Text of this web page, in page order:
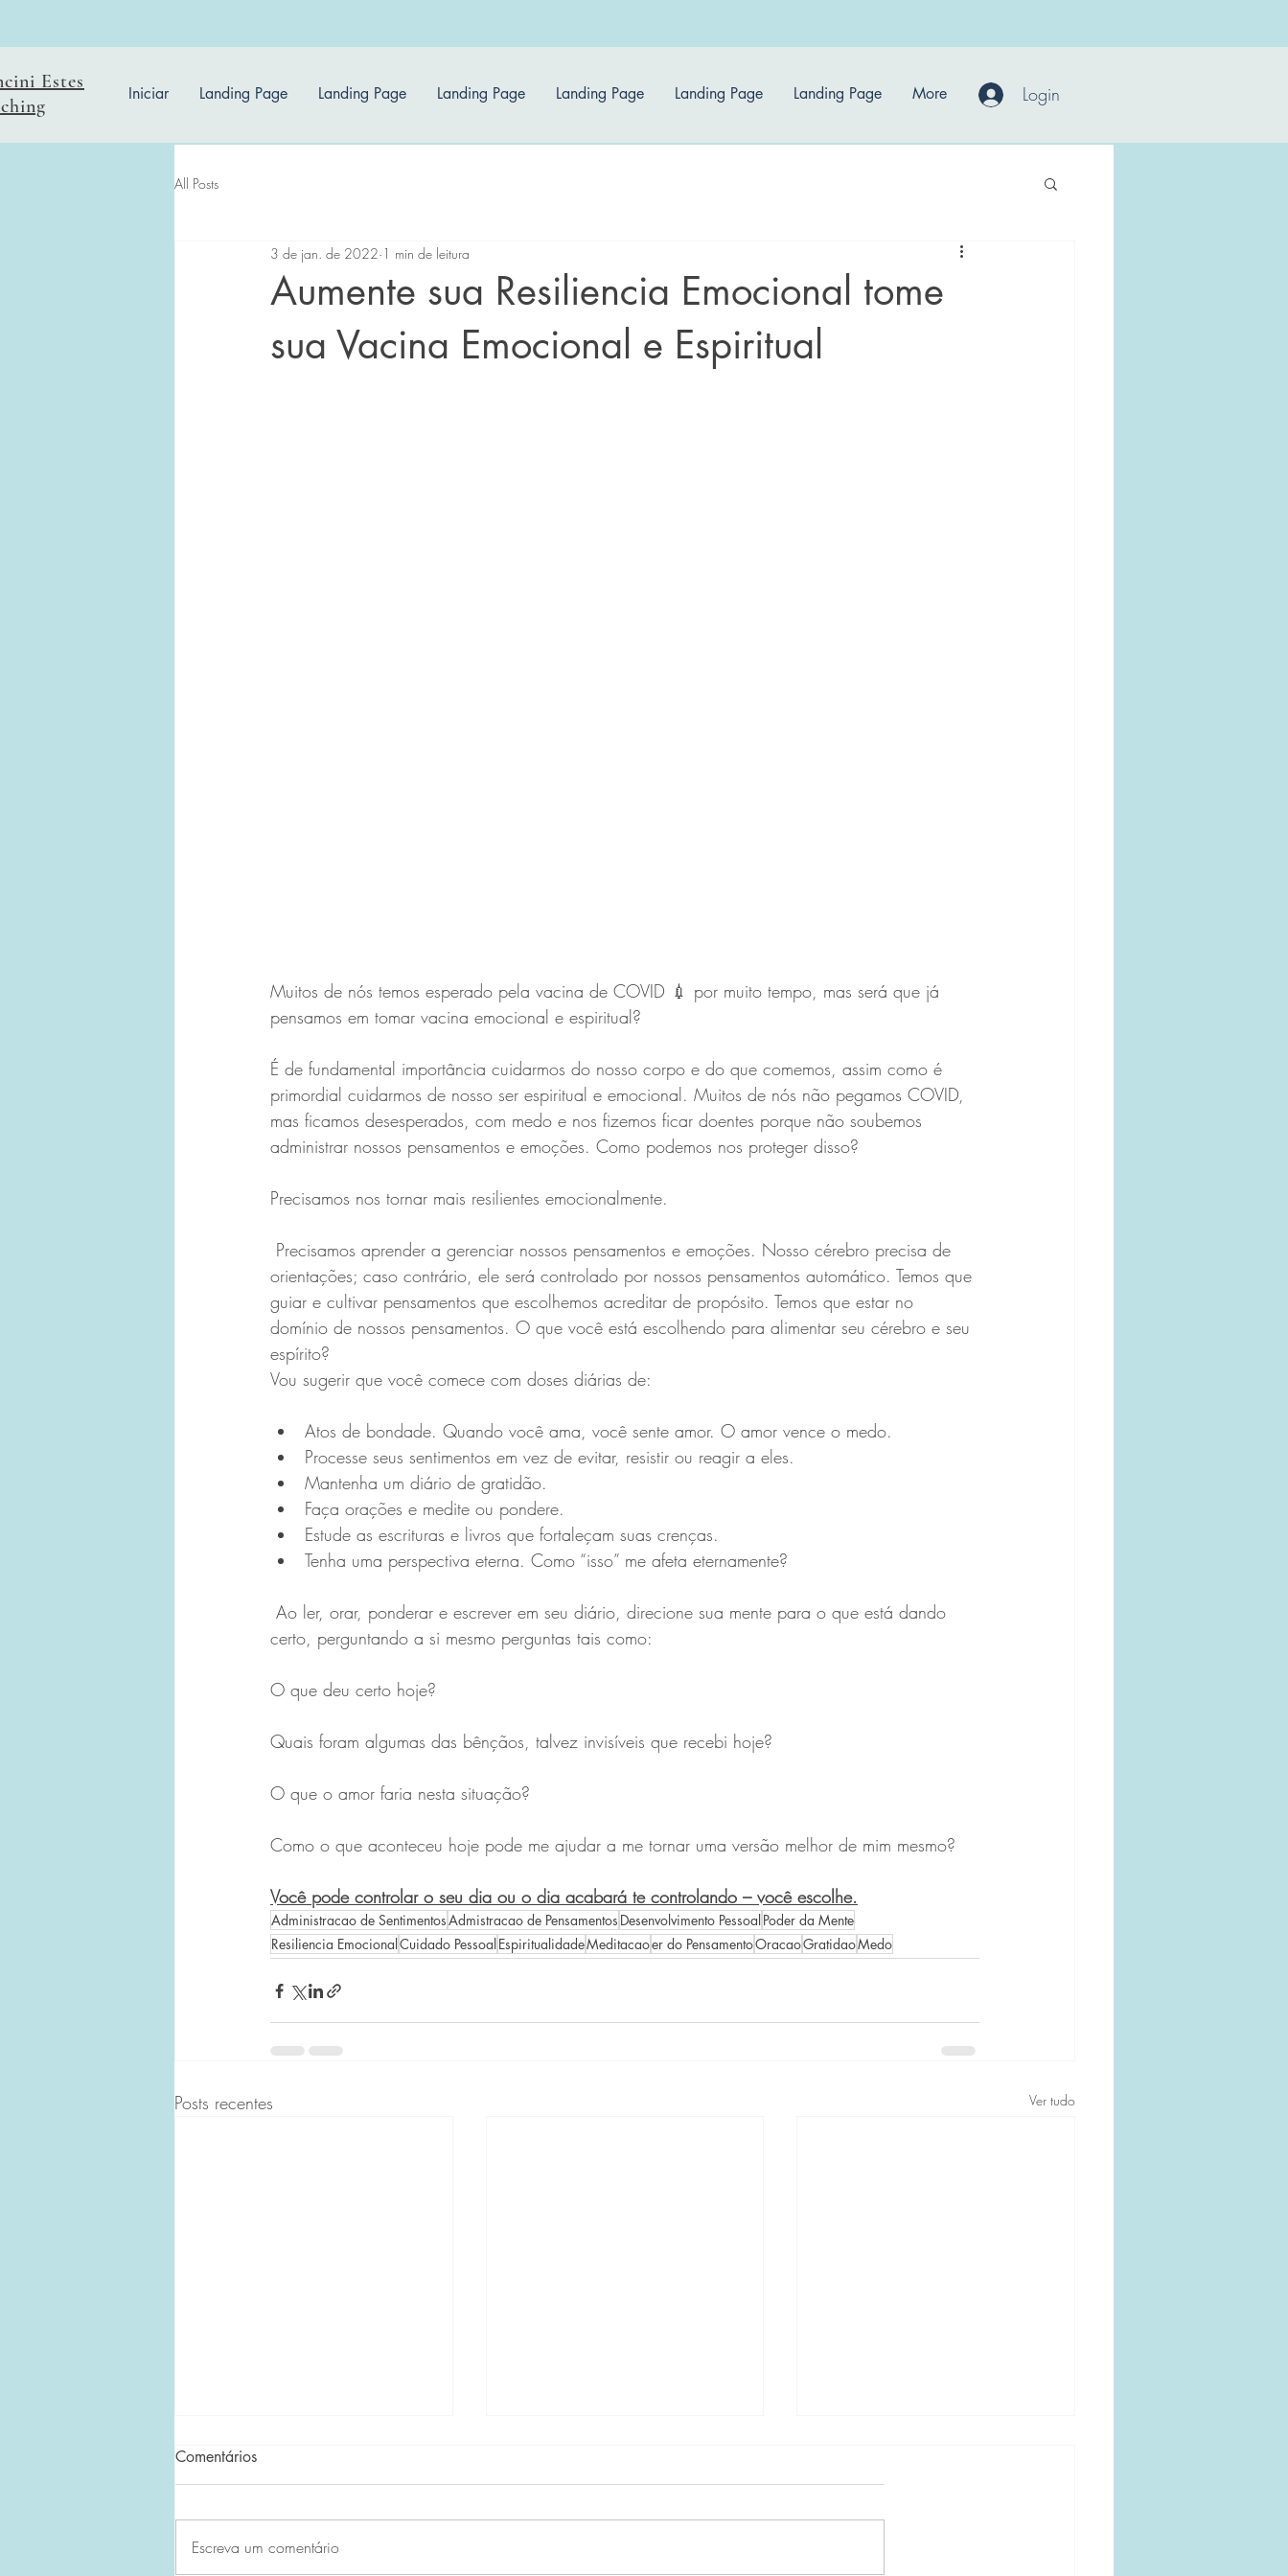
Estes
Login
Iniciar Landing Page Landing Page Landing Page Landing Page Landing Page Landing Page More
All Posts
Aumente sua Resiliencia Emocional tome
sua Vacina Emocional e Espiritual
3 de jan. de 2022 1 min de leitura
Muitos de nós temos esperado pela vacina de COVID 💉 por muito tempo, mas será que já
pensamos em tomar vacina emocional e espiritual?
É de fundamental importância cuidarmos do nosso corpo e do que comemos, assim como é
primordial cuidarmos de nosso ser espiritual e emocional. Muitos de nós não pegamos COVID,
mas ficamos desesperados, com medo e nos fizemos ficar doentes porque não soubemos
administrar nossos pensamentos e emoções. Como podemos nos proteger disso?
Precisamos nos tornar mais resilientes emocionalmente.
orientações; caso contrário, ele será controlado por nossos pensamentos automático. Temos que
guiar e cultivar pensamentos que escolhemos acreditar de propósito. Temos que estar no
domínio de nossos pensamentos. O que você está escolhendo para alimentar seu cérebro e seu
espírito?
Vou sugerir que você comece com doses diárias de:
Atos de bondade. Quando você ama, você sente amor. O amor vence o medo.
Processe seus sentimentos em vez de evitar, resistir ou reagir a eles.
Mantenha um diário de gratidão.
Faça orações e medite ou pondere.
Estude as escrituras e livros que fortaleçam suas crenças.
Tenha uma perspectiva eterna. Como “isso” me afeta eternamente?
certo, perguntando a si mesmo perguntas tais como:
O que deu certo hoje?
Quais foram algumas das bênçãos, talvez invisíveis que recebi hoje?
O que o amor faria nesta situação?
Como o que aconteceu hoje pode me ajudar a me tornar uma versão melhor de mim mesmo?
Você pode controlar o seu dia ou o dia acabará te controlando – você escolhe.
Administracao de SentimentosAdmistracao de Pensamentos Desenvolvimento PessoalPoder da Mente
Resiliencia EmocionalCuidado PessoalEspiritualidadeMeditacaoer do PensamentoOracaoGratidaoMedo
Posts recentes Ver tudo
Comentários
Escreva um comentário